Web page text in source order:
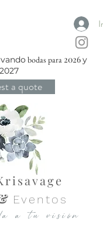
bodas para 2026y
2027
Eventos
a tu visión
a quote